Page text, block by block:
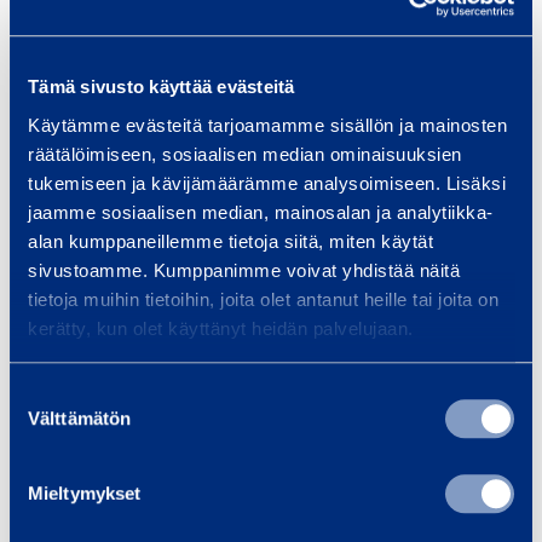
Tämä sivusto käyttää evästeitä
Käytämme evästeitä tarjoamamme sisällön ja mainosten
räätälöimiseen, sosiaalisen median ominaisuuksien
tukemiseen ja kävijämäärämme analysoimiseen. Lisäksi
jaamme sosiaalisen median, mainosalan ja analytiikka-
alan kumppaneillemme tietoja siitä, miten käytät
sivustoamme. Kumppanimme voivat yhdistää näitä
tietoja muihin tietoihin, joita olet antanut heille tai joita on
kerätty, kun olet käyttänyt heidän palvelujaan.
valinta
Välttämätön
Mieltymykset
c
r
e
t
e
C
u
t
r
Similar products
M
e
t
a
l
S
a
w
HUSQVARNA Ø450MM
6,30 € 6,30 €